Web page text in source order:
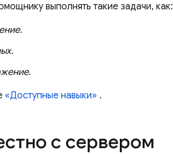
выполнять такие задачи, как:
«Доступные навыки» .
с сервером